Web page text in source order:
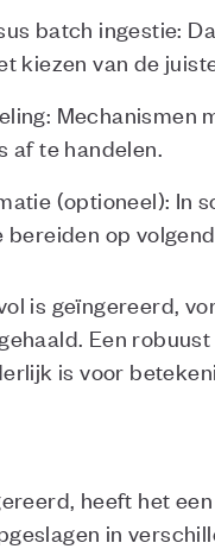
batch ingestie:
kiezen van de
Mechanismen
af te handelen.
(optioneel): In
bereiden op
is geïngereerd,
Een
is voor
heeft het
in